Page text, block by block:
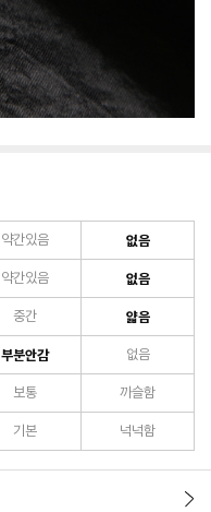
약간있음 없음
약간있음 없음
중간 얇음
부분안감 없음
보통 까슬함
기본 넉넉함